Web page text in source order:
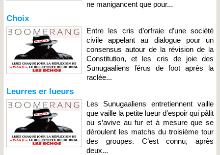
ne manigancent que pour...
Choix
Entre les cris d’orfraie d’une société
civile appelant au dialogue pour un
consensus autour de la révision de la
Constitution, et les cris de joie des
Sunugaaliens férus de foot après la
raclée...
Leurres er lueurs
Les Sunugaaliens entretiennent vaille
que vaille la petite lueur d’espoir qui pâlit
ou s’avive au fur et à mesure que se
déroulent les matchs du troisième tour
des groupes. C’est connu, après
deux...